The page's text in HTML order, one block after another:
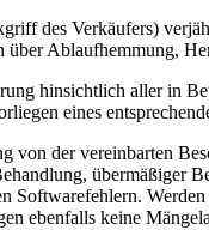
des Verkäufers)
Ablaufhemmung,
hinsichtlich aller in
eines
der vereinbarten
übermäßiger
Softwarefehlern.
ebenfalls keine